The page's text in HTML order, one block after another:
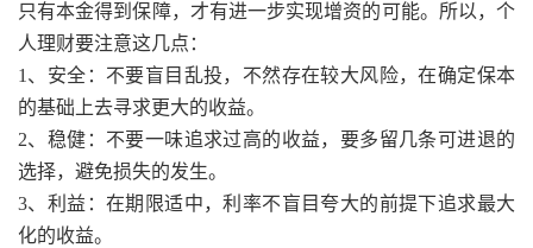
只有本金得到保障，才有进一步实现增资的可能。所以，个
人理财要注意这几点：
1、安全：不要盲目乱投，不然存在较大风险，在确定保本
的基础上去寻求更大的收益。
2、稳健：不要一味追求过高的收益，要多留几条可进退的
选择，避免损失的发生。
3、利益：在期限适中，利率不盲目夸大的前提下追求最大
化的收益。